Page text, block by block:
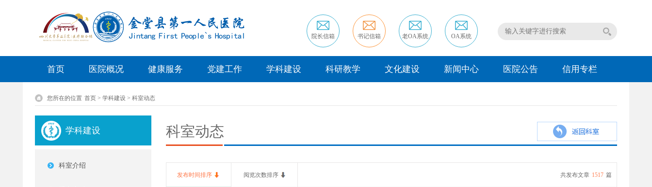
院长信箱 书记信箱 老OA系统 OA系统
首页 医院概况 健康服务 党建工作 学科建设 科研教学 文化建设 新闻中心 医院公告 信用专栏
您所在的位置 首页 > 学科建设 > 科室动态
学科建设
科室介绍
科室动态
发布时间排序 阅览次数排序 共发布文章 1517 篇